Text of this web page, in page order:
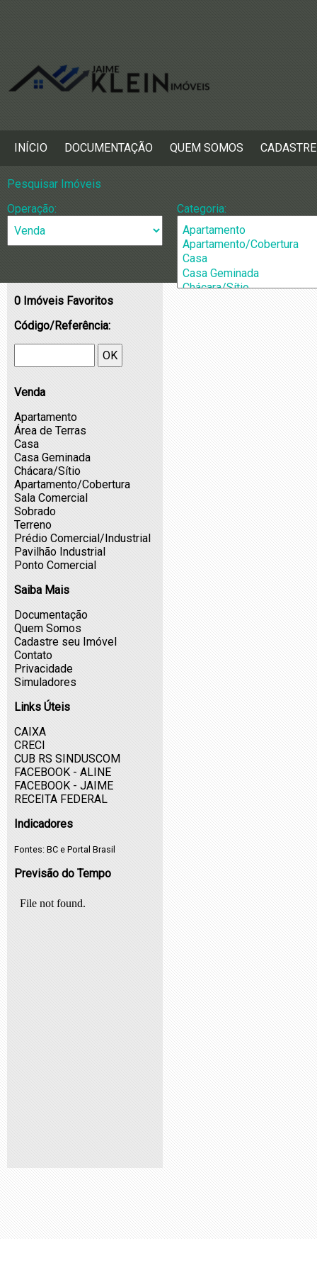
INÍCIO DOCUMENTAÇÃO QUEM SOMOS
Pesquisar Imóveis
Operação:
Categoria:
Cidade:
0 Imóveis Favoritos
Código/Referência:
OK
Venda
Apartamento
Área de Terras
Casa
Casa Geminada
Chácara/Sítio
Apartamento/Cobertura
Sala Comercial
Sobrado
Terreno
Prédio Comercial/Industrial
Pavilhão Industrial
Ponto Comercial
Saiba Mais
Documentação
Quem Somos
Cadastre seu Imóvel
Contato
Privacidade
Simuladores
Links Úteis
CAIXA
CRECI
CUB RS SINDUSCOM
FACEBOOK - ALINE
FACEBOOK - JAIME
RECEITA FEDERAL
Indicadores
Fontes: BC e Portal Brasil
Previsão do Tempo